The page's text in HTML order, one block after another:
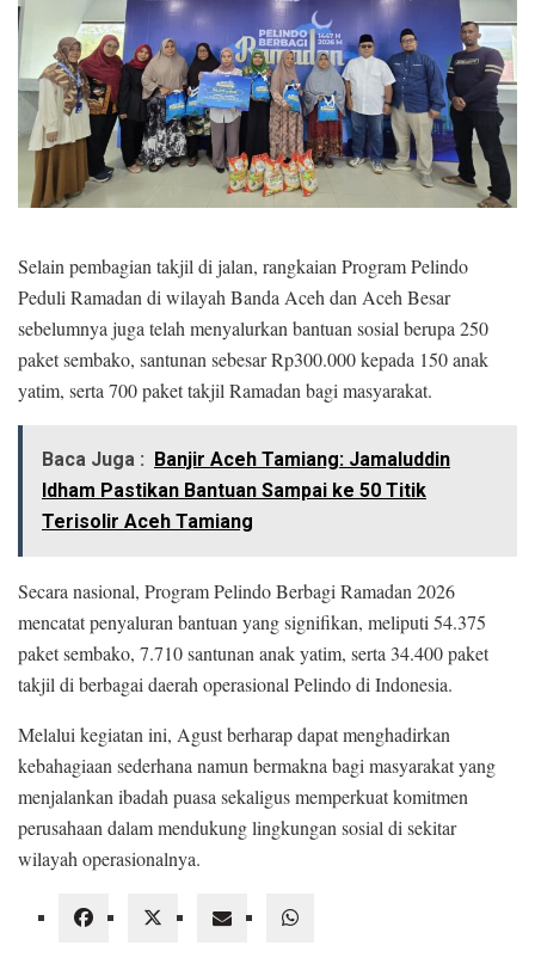
Selain pembagian takjil di jalan, rangkaian Program Pelindo
Peduli Ramadan di wilayah Banda Aceh dan Aceh Besar
sebelumnya juga telah menyalurkan bantuan sosial berupa 250
paket sembako, santunan sebesar Rp300.000 kepada 150 anak
yatim, serta 700 paket takjil Ramadan bagi masyarakat.
Baca Juga : Banjir Aceh Tamiang: Jamaluddin
Idham Pastikan Bantuan Sampai ke 50 Titik
Terisolir Aceh Tamiang
Secara nasional, Program Pelindo Berbagi Ramadan 2026
mencatat penyaluran bantuan yang signifikan, meliputi 54.375
paket sembako, 7.710 santunan anak yatim, serta 34.400 paket
takjil di berbagai daerah operasional Pelindo di Indonesia.
Melalui kegiatan ini, Agust berharap dapat menghadirkan
kebahagiaan sederhana namun bermakna bagi masyarakat yang
menjalankan ibadah puasa sekaligus memperkuat komitmen
perusahaan dalam mendukung lingkungan sosial di sekitar
wilayah operasionalnya.